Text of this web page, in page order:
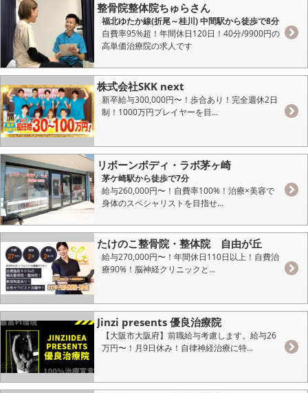
整骨院整体院ちゅらさん
福北ゆたか線(折尾～桂川) 中間駅から徒歩で8分
自費率95%超！年間休日120日！40分/9900円の
高単価治療院の求人です
株式会社SKK next
新卒給与300,000円〜！歩合あり！完全週休2日
制！1000万円プレイヤーを目...
リボーンボディ・ラボ茅ヶ崎
茅ケ崎駅から徒歩で7分
給与260,000円〜！自費率100%！治療×美容で
身体のスペシャリストを目指せ...
たけのこ整骨院・整体院 自由が丘
給与270,000円〜！年間休日110日以上！自費治
療90%！脳神経クリニックと...
Jinzi presents 優良治療院
【大阪市大阪府】前職給与考慮します。給与26
万円〜！月9日休み！自律神経治療に特...